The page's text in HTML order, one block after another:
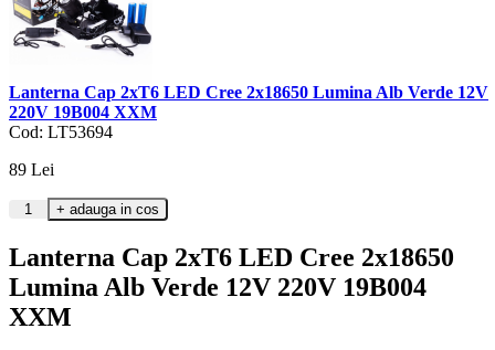
Lanterna Cap 2xT6 LED Cree 2x18650 Lumina Alb Verde 12V
220V 19B004 XXM
Cod: LT53694
89 Lei
Lanterna Cap 2xT6 LED Cree 2x18650
Lumina Alb Verde 12V 220V 19B004
XXM